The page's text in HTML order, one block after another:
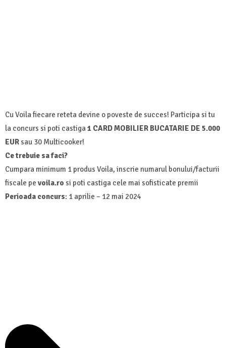
Cu Voila fiecare reteta devine o poveste de succes! Participa si tu
la concurs si poti castiga1 CARD MOBILIER BUCATARIE DE 5.000
EUR sau 30 Multicooker!
Ce trebuie sa faci?
Cumpara minimum 1 produs Voila, inscrie numarul bonului/facturii
fiscale pe voila.ro si poti castiga cele mai sofisticate premii
Perioada concurs: 1 aprilie – 12 mai 2024